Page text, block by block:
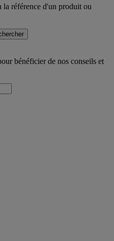
la référence d'un produit ou
bénéficier de nos conseils et